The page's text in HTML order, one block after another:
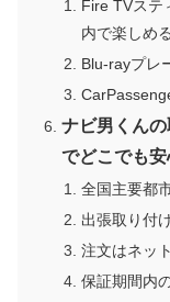
Fire TVステ
内で楽しめる
Blu-rayプレ
ナビ男くん
でどこでも
全国主要都
出張取り付
注文はネッ
保証期間内